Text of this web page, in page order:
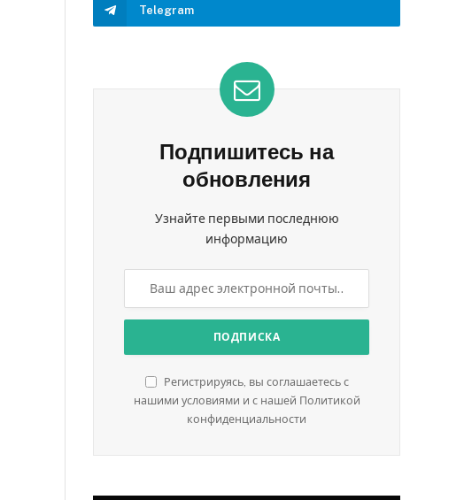
Telegram
Подпишитесь на
обновления
Узнайте первыми последнюю
информацию
Регистрируясь, вы соглашаетесь с
нашими условиями и с нашей Политикой
конфиденциальности